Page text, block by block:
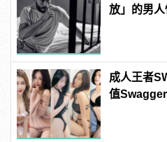
放」的男人
成人王者
值